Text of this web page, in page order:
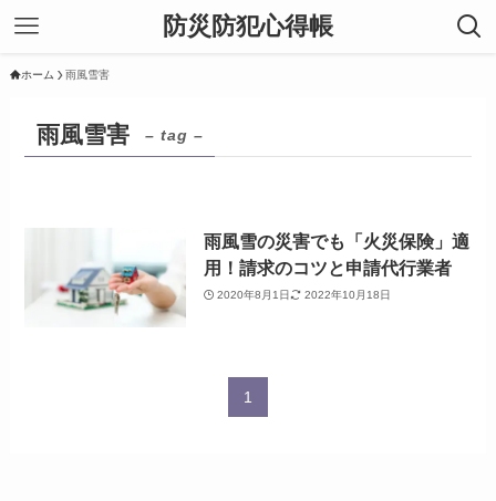
防災防犯心得帳
ホーム 雨風雪害
雨風雪害 – tag –
雨風雪の災害でも「火災保険」適
用！請求のコツと申請代行業者
2020年8月1日 2022年10月18日
1